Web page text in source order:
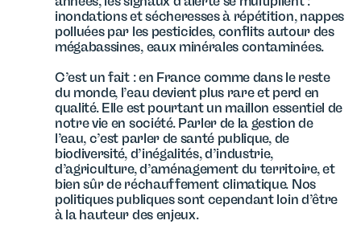
inondations et sécheresses à répétition, nappes
polluées par les pesticides, conflits autour des
mégabassines, eaux minérales contaminées.
C’est un fait : en France comme dans le reste
du monde, l’eau devient plus rare et perd en
qualité. Elle est pourtant un maillon essentiel de
notre vie en société. Parler de la gestion de
l’eau, c’est parler de santé publique, de
biodiversité, d’inégalités, d’industrie,
d’agriculture, d’aménagement du territoire, et
bien sûr de réchauffement climatique. Nos
politiques publiques sont cependant loin d’être
à la hauteur des enjeux.